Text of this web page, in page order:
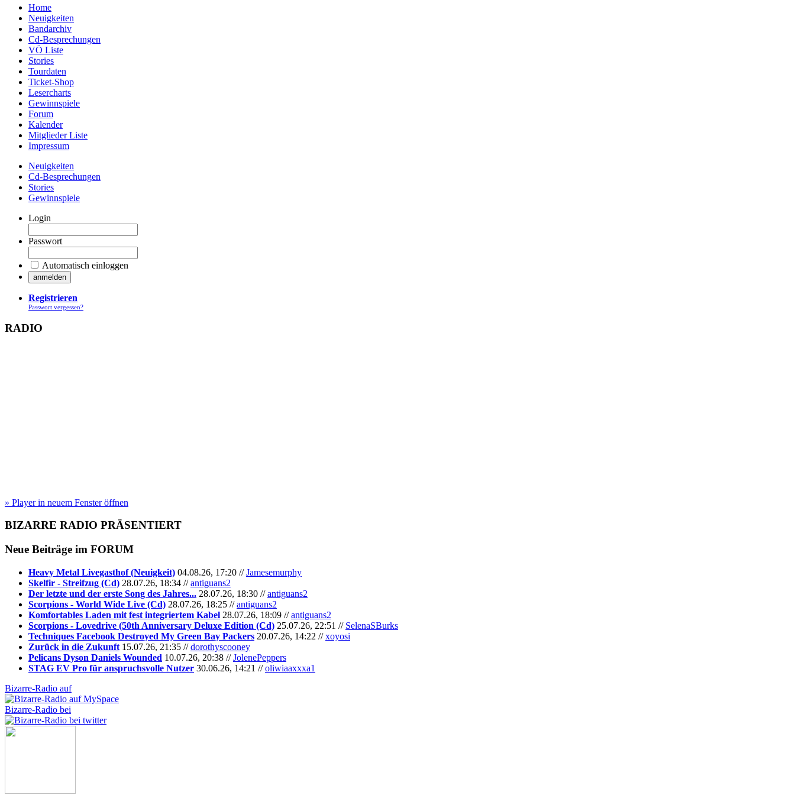
Home
Neuigkeiten
Bandarchiv
Cd-Besprechungen
VÖ Liste
Stories
Tourdaten
Ticket-Shop
Lesercharts
Gewinnspiele
Forum
Kalender
Mitglieder Liste
Impressum
Neuigkeiten
Cd-Besprechungen
Stories
Gewinnspiele
Login
Passwort
Automatisch einloggen
Registrieren
Passwort vergessen?
RADIO
» Player in neuem Fenster öffnen
BIZARRE RADIO PRÄSENTIERT
Neue Beiträge im FORUM
Heavy Metal Livegasthof (Neuigkeit) 04.08.26, 17:20 //Jamesemurphy
Skelfir - Streifzug (Cd) 28.07.26, 18:34 //antiguans2
Der letzte und der erste Song des Jahres... 28.07.26, 18:30 //antiguans2
Scorpions - World Wide Live (Cd) 28.07.26, 18:25 //antiguans2
Komfortables Laden mit fest integriertem Kabel 28.07.26, 18:09 //antiguans2
Scorpions - Lovedrive (50th Anniversary Deluxe Edition (Cd) 25.07.26, 22:51 // SelenaSBurks
Techniques Facebook Destroyed My Green Bay Packers 20.07.26, 14:22 //xoyosi
Zurück in die Zukunft 15.07.26, 21:35 //dorothyscooney
Pelicans Dyson Daniels Wounded 10.07.26, 20:38 //JolenePeppers
STAG EV Pro für anspruchsvolle Nutzer 30.06.26, 14:21 //oliwiaaxxxa1
Bizarre-Radio auf
Bizarre-Radio bei